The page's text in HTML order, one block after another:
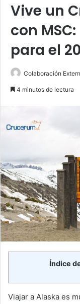
Vive un
con
para el
Colaboración
4 minutos de lectura
Índice
Viajar a Alaska es